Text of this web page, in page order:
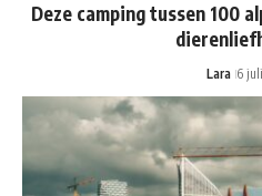
Deze camping tussen 100
Lara 6